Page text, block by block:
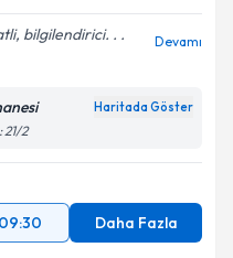
bilgilendirici. . .
Devamı
Haritada Göster
21/2
09:30 Daha Fazla